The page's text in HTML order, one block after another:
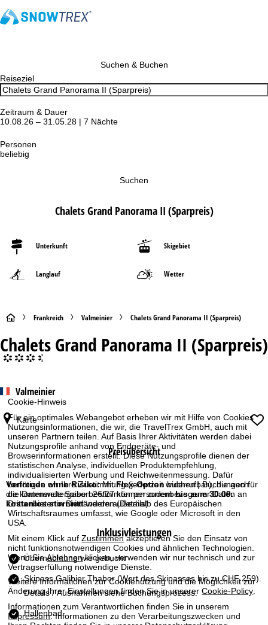
Cookie-Hinweis
Für ein optimales Webangebot erheben wir mit Hilfe von Cookies
Nutzungsinformationen, die wir, die TravelTrex GmbH, auch mit
unseren Partnern teilen. Auf Basis Ihrer Aktivitäten werden dabei
Nutzungsprofile anhand von Endgeräte- und
Browserinformationen erstellt. Diese Nutzungsprofile dienen der
statistischen Analyse, individuellen Produktempfehlung,
individualisierten Werbung und Reichweitenmessung. Dafür
benötigen wir Ihre Zustimmung (jederzeit widerrufbar), die auch
die Datenweitergabe bestimmter personenbezogener Daten an
Drittanbieter in Drittländern außerhalb des Europäischen
Wirtschaftsraumes umfasst, wie Google oder Microsoft in den
USA.
Mit einem Klick aufZustimmenakzeptieren Sie den Einsatz von
nicht funktionsnotwendigen Cookies und ähnlichen Technologien.
Wenn SieAblehnenklicken, verwenden wir nur technisch und zur
Vertragserfüllung notwendige Dienste.
Weitere Informationen zur Cookienutzung und die Möglichkeit zur
Änderung Ihrer Einstellungen finden Sie in unsererCookie-Policy
Informationen zum Verantwortlichen finden Sie in unserem
Impressum. Informationen zu den Verarbeitungszwecken und
Suchen & Buchen
Reiseziel
Zeitraum & Dauer
10.08.26 – 31.05.28 | 7 Nächte
Personen
beliebig
Suchen
Chalets Grand Panorama II (Sparpreis)
Unterkunft Skigebiet
Langlauf Wetter
S
t
r
t
s
e
i
t
e
Frankreich Valmeinier Chalets Grand Panorama II (Sparpreis)
Chalets Grand Panorama II (Sparpreis)
°°°.
Valmeinier
Karte
Preisübersicht
Vorfreude ohne Risiko:MitFlex-Optionbuchen | Buchungen für
die kommende Saison 26/27 können zudembis zum 30.09.
kostenlos storniertwerden(Details)
Inklusivleistungen
Übernachtung wie gebucht
Skipass Galibier Thabor(Wert des Skipasses bis zu CHF 259).
Details / Ausnahmen siehe Buchungsprozess.
Hallenbad